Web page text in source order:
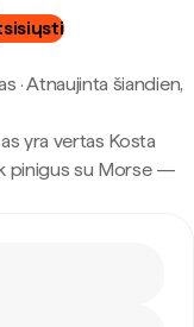
·Atnaujinta šiandien,
yra vertas Kosta
pinigus su Morse —